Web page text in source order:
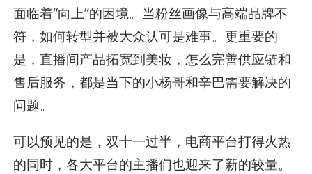
面临着“向上”的困境。当粉丝画像与高端品牌不
符，如何转型并被大众认可是难事。更重要的
是，直播间产品拓宽到美妆，怎么完善供应链和
售后服务，都是当下的小杨哥和辛巴需要解决的
问题。
可以预见的是，双十一过半，电商平台打得火热
的同时，各大平台的主播们也迎来了新的较量。